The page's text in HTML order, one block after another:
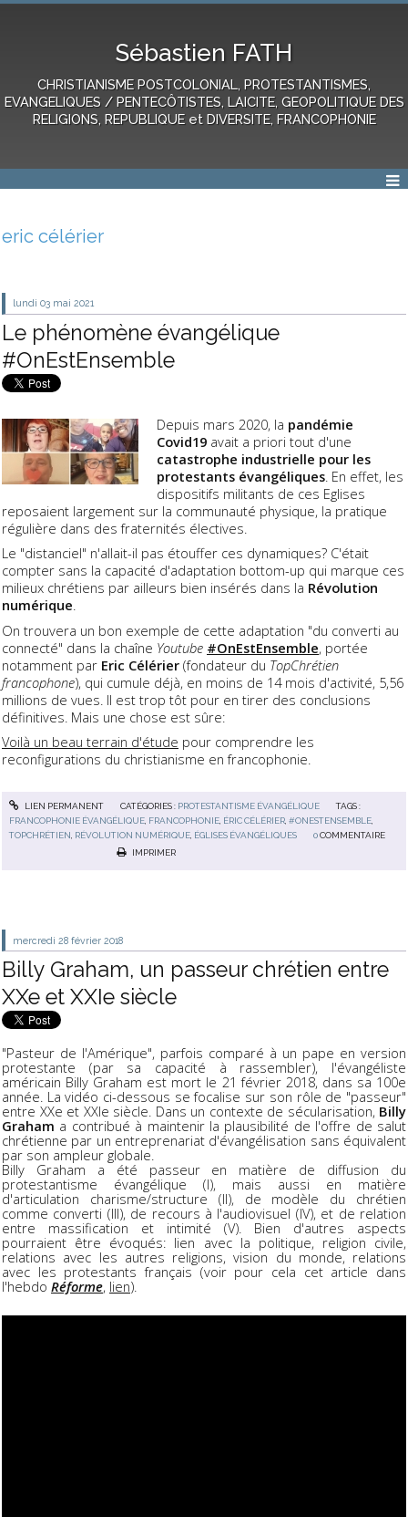
Sébastien FATH
CHRISTIANISME POSTCOLONIAL, PROTESTANTISMES,
EVANGELIQUES / PENTECÔTISTES, LAICITE, GEOPOLITIQUE DES
RELIGIONS, REPUBLIQUE et DIVERSITE, FRANCOPHONIE
eric célérier
lundi 03 mai 2021
Le phénomène évangélique
#OnEstEnsemble
Depuis mars 2020, la pandémie
Covid19 avait a priori tout d'une
catastrophe industrielle pour les
protestants évangéliques. En effet, les
dispositifs militants de ces Eglises
reposaient largement sur la communauté physique, la pratique
régulière dans des fraternités électives.
Le "distanciel" n'allait-il pas étouffer ces dynamiques? C'était
compter sans la capacité d'adaptation bottom-up qui marque ces
milieux chrétiens par ailleurs bien insérés dans la Révolution
numérique.
On trouvera un bon exemple de cette adaptation "du converti au
connecté" dans la chaîne Youtube #OnEstEnsemble, portée
notamment par Eric Célérier (fondateur du TopChrétien
francophone), qui cumule déjà, en moins de 14 mois d'activité, 5,56
millions de vues. Il est trop tôt pour en tirer des conclusions
définitives. Mais une chose est sûre:
Voilà un beau terrain d'étude pour comprendre les
reconfigurations du christianisme en francophonie.
LIEN PERMANENT CATÉGORIES : PROTESTANTISME ÉVANGÉLIQUE
TAGS :
FRANCOPHONIE ÉVANGÉLIQUE FRANCOPHONIE ÉRIC CÉLÉRIER ,#ONESTENSEMBLE
TOPCHRÉTIEN RÉVOLUTION NUMÉRIQUE ÉGLISES ÉVANGÉLIQUES 0 COMMENTAIRE
IMPRIMER
mercredi 28 février 2018
Billy Graham, un passeur chrétien entre
XXe et XXIe siècle
"Pasteur de l'Amérique", parfois comparé à un pape en version
protestante (par sa capacité à rassembler), l'évangéliste
américain Billy Graham est mort le 21 février 2018, dans sa 100e
année. La vidéo ci-dessous se focalise sur son rôle de "passeur"
entre XXe et XXIe siècle. Dans un contexte de sécularisation, Billy
Graham a contribué à maintenir la plausibilité de l'offre de salut
chrétienne par un entreprenariat d'évangélisation sans équivalent
par son ampleur globale.
Billy Graham a été passeur en matière de diffusion du
protestantisme évangélique (I), mais aussi en matière
d'articulation charisme/structure (II), de modèle du chrétien
comme converti (III), de recours à l'audiovisuel (IV), et de relation
entre massification et intimité (V). Bien d'autres aspects
pourraient être évoqués: lien avec la politique, religion civile,
relations avec les autres religions, vision du monde, relations
avec les protestants français (voir pour cela cet article dans
l'hebdo Réforme, lien).